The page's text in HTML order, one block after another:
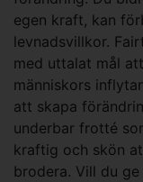
egen kraft, kan
levnadsvillkor.
med uttalat mål
människors
att skapa
underbar frotté
kraftig och skön
brodera. Vill du